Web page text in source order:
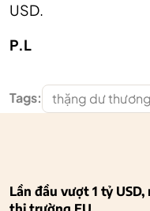
USD.
P.L
Tags: thặng dư
Lần đầu vượt 1 tỷ